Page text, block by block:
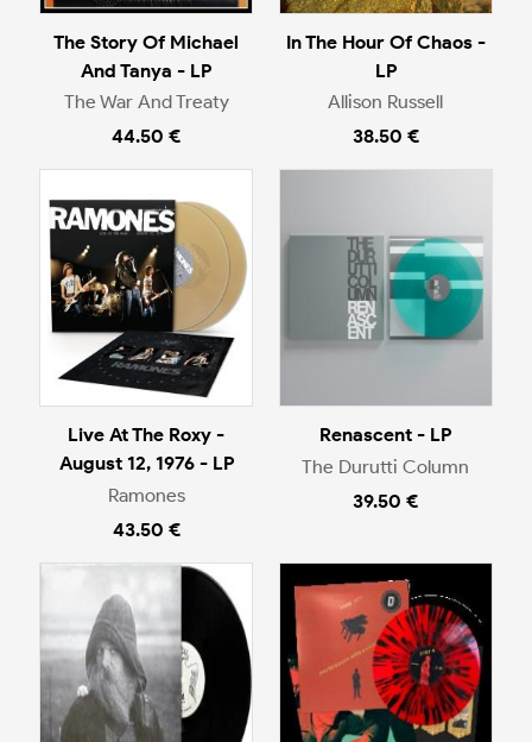
The Story Of Michael
And Tanya - LP
The War And Treaty
44.50 €
In The Hour Of Chaos -
LP
Allison Russell
38.50 €
Live At The Roxy -
August 12, 1976 - LP
Ramones
43.50 €
Renascent - LP
The Durutti Column
39.50 €